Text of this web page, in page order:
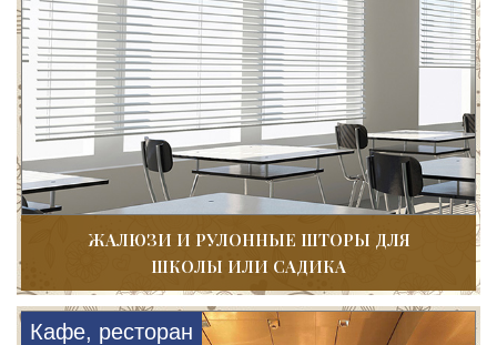
ЖАЛЮЗИ И РУЛОННЫЕ ШТОРЫ ДЛЯ
ШКОЛЫ ИЛИ САДИКА
Кафе, ресторан